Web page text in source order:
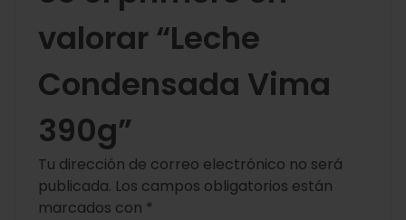
valorar “Leche
Condensada Vima
390g”
Tu dirección de correo electrónico no será
publicada. Los campos obligatorios están
marcados con *